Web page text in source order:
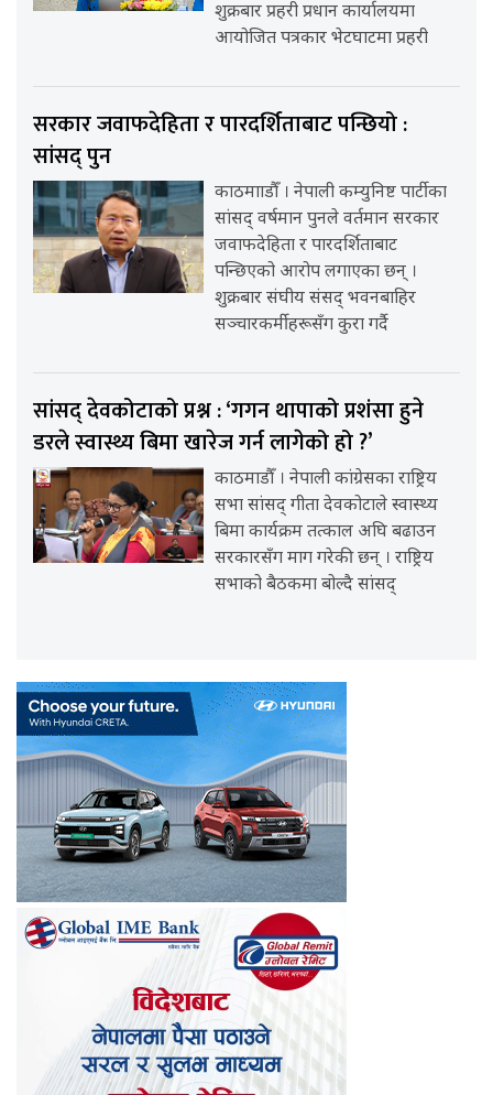
शुक्रबार प्रहरी प्रधान कार्यालयमा
आयोजित पत्रकार भेटघाटमा प्रहरी
सरकार जवाफदेहिता र पारदर्शिताबाट पन्छियो :
सांसद् पुन
काठमााडौँ । नेपाली कम्युनिष्ट पार्टीका
सांसद् वर्षमान पुनले वर्तमान सरकार
जवाफदेहिता र पारदर्शिताबाट
पन्छिएको आरोप लगाएका छन् ।
शुक्रबार संघीय संसद् भवनबाहिर
सञ्चारकर्मीहरूसँग कुरा गर्दै
सांसद् देवकोटाको प्रश्न : ‘गगन थापाको प्रशंसा हुने
डरले स्वास्थ्य बिमा खारेज गर्न लागेको हो ?’
काठमाडौँ । नेपाली कांग्रेसका राष्ट्रिय
सभा सांसद् गीता देवकोटाले स्वास्थ्य
बिमा कार्यक्रम तत्काल अघि बढाउन
सरकारसँग माग गरेकी छन् । राष्ट्रिय
सभाको बैठकमा बोल्दै सांसद्